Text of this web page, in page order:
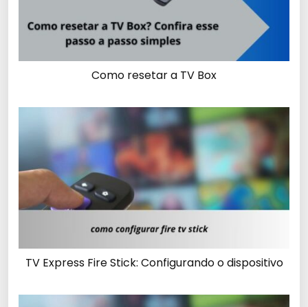
Como resetar a TV Box
TV Express Fire Stick: Configurando o dispositivo